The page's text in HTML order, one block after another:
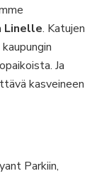
Linelle. Katujen
Ja
kasveineen
Parkiin,